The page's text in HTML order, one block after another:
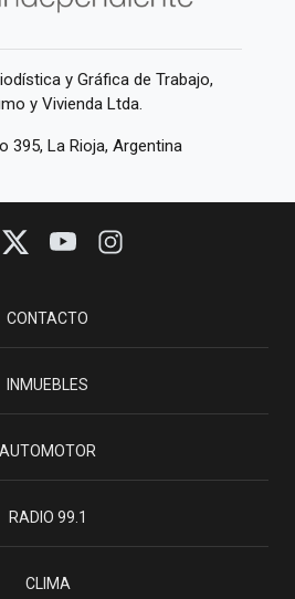
y Gráfica de Trabajo,
y Vivienda Ltda.
395, La Rioja, Argentina
CONTACTO
INMUEBLES
AUTOMOTOR
RADIO 99.1
CLIMA